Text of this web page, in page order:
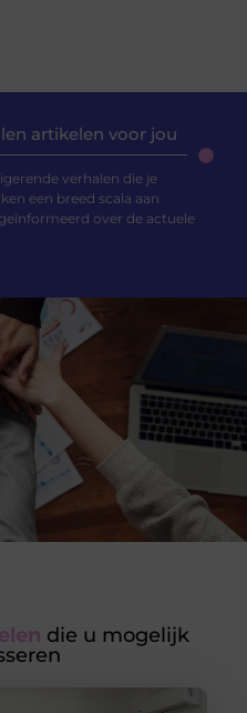
artikelen voor jou
verhalen die je
een breed scala aan
over de actuele
die u mogelijk